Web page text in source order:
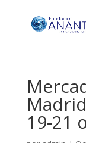
19-21